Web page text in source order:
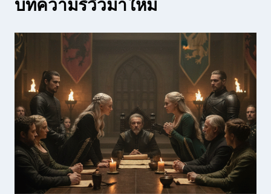
บทความรีวิวมาใหม่